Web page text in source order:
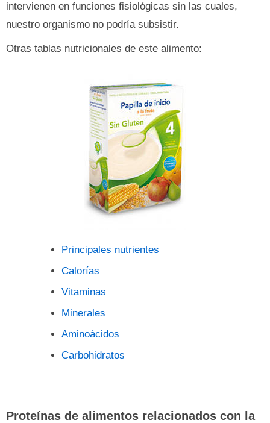
intervienen en funciones fisiológicas sin las cuales,
nuestro organismo no podría subsistir.
Otras tablas nutricionales de este alimento:
Principales nutrientes
Calorías
Vitaminas
Minerales
Aminoácidos
Carbohidratos
Proteínas de alimentos relacionados con la